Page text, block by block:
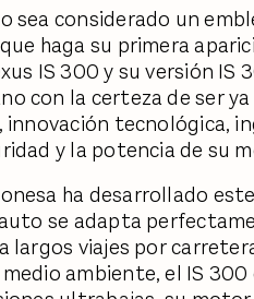
sea considerado un
haga su primera
IS 300 y su versión IS
con la certeza de ser
tecnológica,
y la potencia de su
ha desarrollado
se adapta
largos viajes por
ambiente, el IS